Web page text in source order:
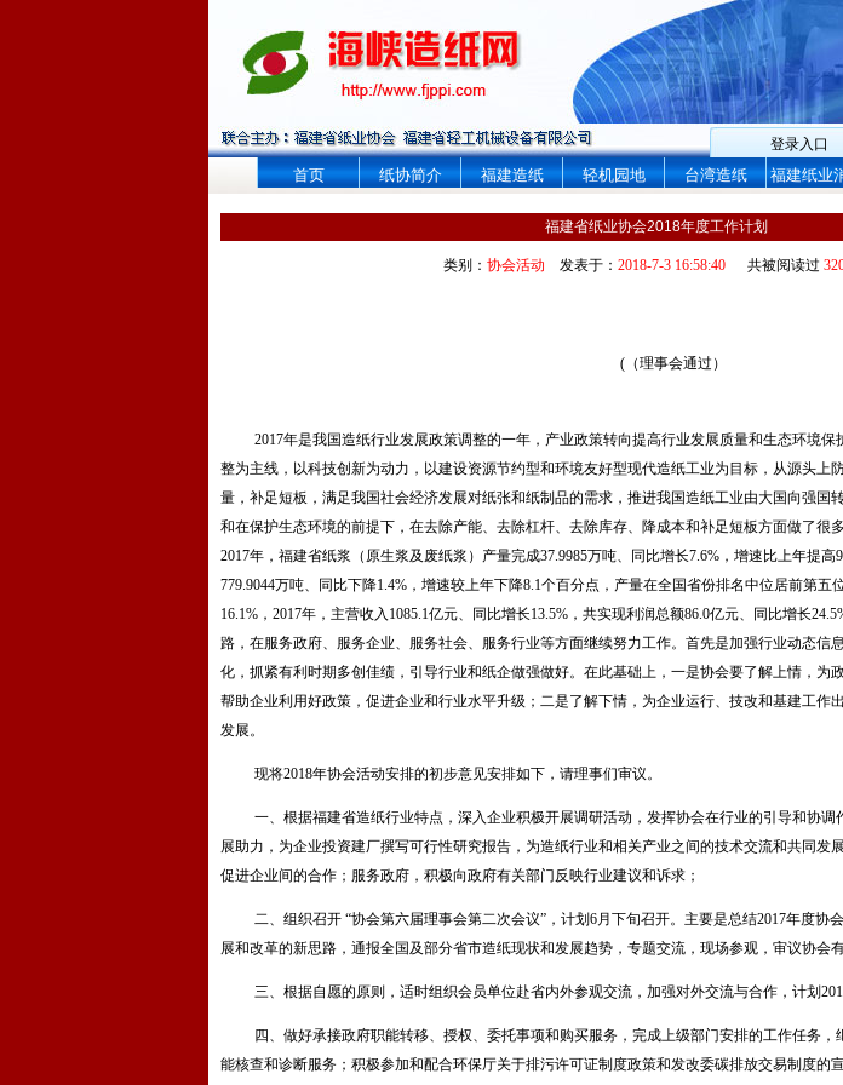
登录入口
首页
纸协简介 福建造纸 轻机园地 台湾造纸 福建纸业
福建省纸业协会2018年度工作计划
类别： 协会活动 发表于： 2018-7-3 16:58:40 共被阅读过
( （理事会通过）
2017年是我国造纸行业发展政策调整的一年，产业政策转向提高行业发展质量和生态环境保
整为主线，以科技创新为动力，以建设资源节约型和环境友好型现代造纸工业为目标，从源头上
量，补足短板，满足我国社会经济发展对纸张和纸制品的需求，推进我国造纸工业由大国向强国
和在保护生态环境的前提下，在去除产能、去除杠杆、去除库存、降成本和补足短板方面做了很
2017年，福建省纸浆（原生浆及废纸浆）产量完成37.9985万吨、同比增长7.6% ，增速比上年提高
779.9044万吨、同比下降1.4% ，增速较上年下降8.1个百分点，产量在全国省份排名中位居前第五
16.1% ， 2017年，主营收入 1085.1亿元、同比增长13.5% ，共实现利润总额86.0亿元、同比增长
路，在服务政府、服务企业、服务社会、服务行业等方面继续努力工作。首先是加强行业动态信
化，抓紧有利时期多创佳绩，引导行业和纸企做强做好。在此基础上，一是协会要了解上情，为
帮助企业利用好政策，促进企业和行业水平升级；二是了解下情，为企业运行、技改和基建工作
发展。
现将2018年协会活动安排的初步意见安排如下，请理事们审议。
一、根据福建省造纸行业特点，深入企业积极开展调研活动，发挥协会在行业的引导和协
展助力，为企业投资建厂撰写可行性研究报告，为造纸行业和相关产业之间的技术交流和共同发
促进企业间的合作；服务政府，积极向政府有关部门反映行业建议和诉求；
二、组织召开 “协会第六届理事会第二次会议”，计划6月下旬召开。主要是总结2017年度协
展和改革的新思路，通报全国及部分省市造纸现状和发展趋势，专题交流，现场参观，审议协会
三、根据自愿的原则，适时组织会员单位赴省内外参观交流，加强对外交流与合作，计划
四、做好承接政府职能转移、授权、委托事项和购买服务，完成上级部门安排的工作任务
能核查和诊断服务；积极参加和配合环保厅关于排污许可证制度政策和发改委碳排放交易制度的